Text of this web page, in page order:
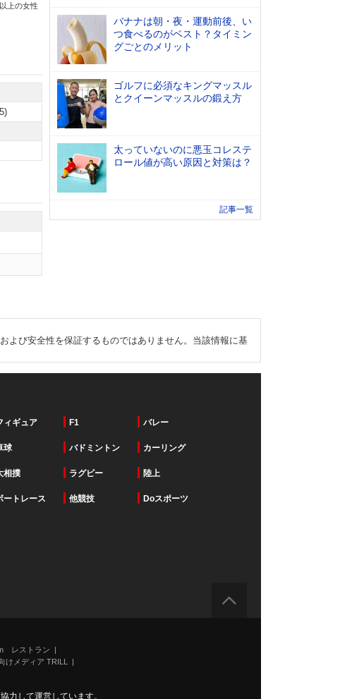
上の女性
バナナは朝・夜・運動前後、い
つ食べるのがベスト？タイミン
グごとのメリット
ゴルフに必須なキングマッスル
とクイーンマッスルの鍛え方
太っていないのに悪玉コレステ
ロール値が高い原因と対策は？
記事一覧
よび安全性を保証するものではありません。当該情報に基
ィギュア F1 バレー
球 バドミントン カーリング
相撲 ラグビー 陸上
ートレース 他競技 Doスポーツ
レストラン
けメディア TRILL
力して運営しています。